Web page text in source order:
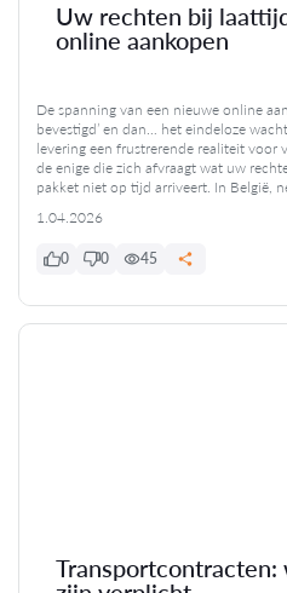
Uw rechten bij
online aankopen
De spanning van een nieuwe online
bevestigd’ en dan… het eindeloze
levering een frustrerende realiteit voor
de enige die zich afvraagt wat uw
pakket niet op tijd arriveert. In België,
1.04.2026
0 0 45
Transportcontracten: